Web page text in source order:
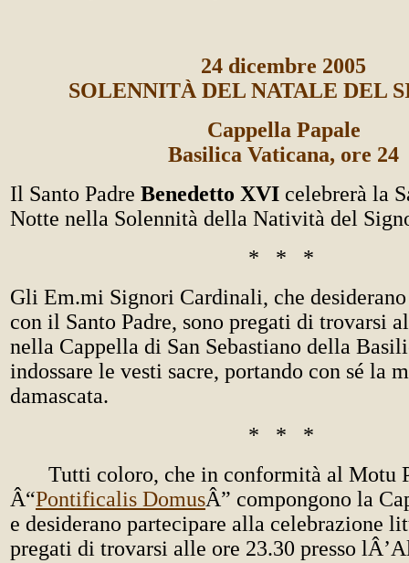
24 dicembre 2005
SOLENNITÀ DEL NATALE DEL
Cappella Papale
Basilica Vaticana, ore 24
Il Santo Padre Benedetto XVI celebrerà la
Notte nella Solennità della Natività del
* * *
Gli Em.mi Signori Cardinali, che
con il Santo Padre, sono pregati di trovarsi
nella Cappella di San Sebastiano della
indossare le vesti sacre, portando con sé la
damascata.
* * *
Tutti coloro, che in conformità al Motu
Â“Pontificalis DomusÂ” compongono la
e desiderano partecipare alla celebrazione
pregati di trovarsi alle ore 23.30 presso